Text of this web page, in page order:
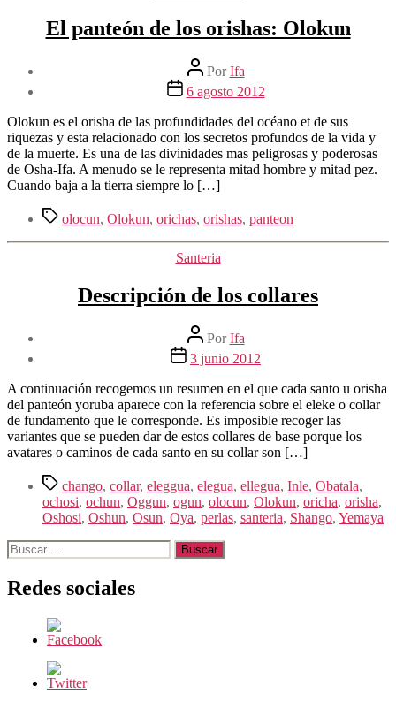
El panteón de los orishas: Olokun
Autor
de
la
PorIfa
Fecha
la
entrada
6 agosto 2012
Olokun es el orisha de las profundidades del océano et de sus
riquezas y esta relacionado con los secretos profundos de la vida y
de la muerte. Es una de las divinidades mas peligrosas y poderosas
de Osha-Ifa. A menudo se le representa mitad hombre y mitad pez.
Cuando baja a la tierra siempre lo […]
Etiquetas
olocun, Olokun, orichas, orishas, panteon
Categorías
Santeria
Descripción de los collares
Autor
de
la
PorIfa
Fecha
la
entrada
3 junio 2012
A continuación recogemos un resumen en el que cada santo u orisha
del panteón yoruba aparece con la referencia sobre el eleke o collar
de fundamento que le corresponde. Es imposible recoger las
variantes que se pueden dar de estos collares de base porque los
avatares o caminos de cada santo en su collar son […]
Etiquetas
chango, collar, eleggua, elegua, ellegua, Inle, Obatala,
ochosi, ochun, Oggun, ogun, olocun, Olokun, oricha, orisha,
Oshosi, Oshun, Osun, Oya, perlas, santeria, Shango, Yemaya
Buscar:
Redes sociales